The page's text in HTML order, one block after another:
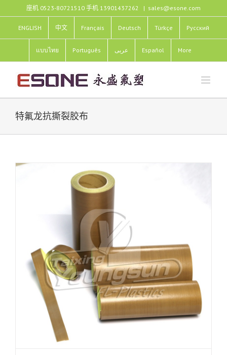
过
容
座机 0523-80721510 手机 13901437262 | sales@esone.com
ENGLISH 中文 Français Deutsch Türkçe Pусский
แบบไทย Português عربى Español More
特氟龙抗撕裂胶布